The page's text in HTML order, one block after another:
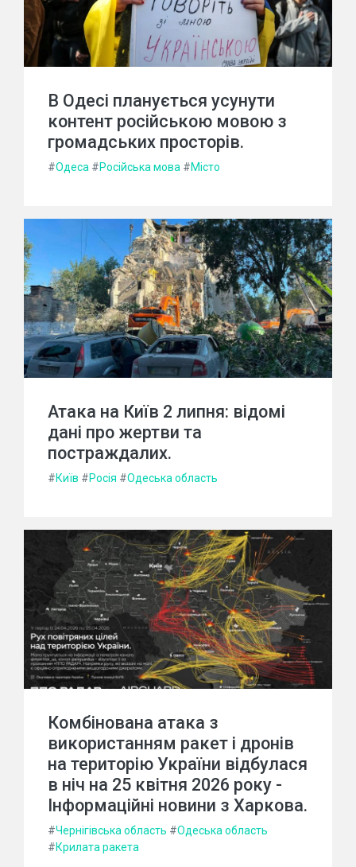
В Одесі планується усунути
контент російською мовою з
громадських просторів.
#Одеса #Російська мова #Місто
Атака на Київ 2 липня: відомі
дані про жертви та
постраждалих.
#Київ #Росія #Одеська область
Комбінована атака з
використанням ракет і дронів
на територію України відбулася
в ніч на 25 квітня 2026 року -
Інформаційні новини з Харкова.
#Чернігівська область #Одеська область
#Крилата ракета